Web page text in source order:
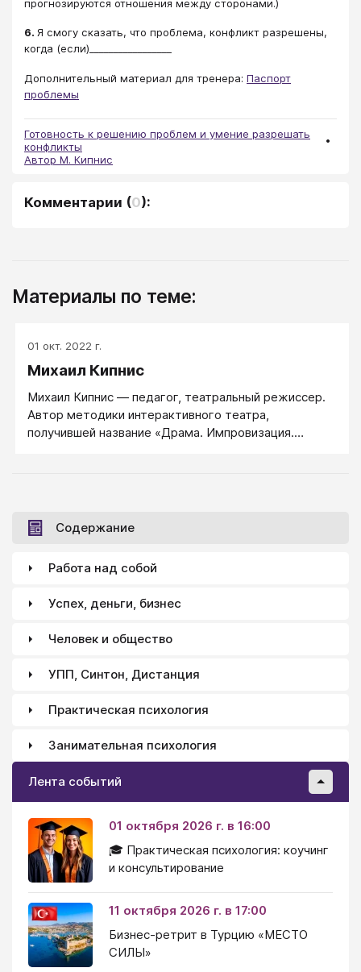
прогнозируются отношения между сторонами.)
6. Я смогу сказать, что проблема, конфликт разрешены,
когда (если)_________________
Дополнительный материал для тренера: Паспорт
проблемы
Готовность к решению проблем и умение разрешать
конфликты
Автор М. Кипнис
Комментарии (0):
Материалы по теме:
01 окт. 2022 г.
Михаил Кипнис
Михаил Кипнис ― педагог, театральный режиссер.
Автор методики интерактивного театра,
получившей название «Драма. Импровизация.
Содержание
Работа над собой
Успех, деньги, бизнес
Человек и общество
УПП, Синтон, Дистанция
Практическая психология
Занимательная психология
Лента событий
01 октября 2026 г. в 16:00
🎓 Практическая психология: коучинг
и консультирование
11 октября 2026 г. в 17:00
Бизнес-ретрит в Турцию «МЕСТО
СИЛЫ»